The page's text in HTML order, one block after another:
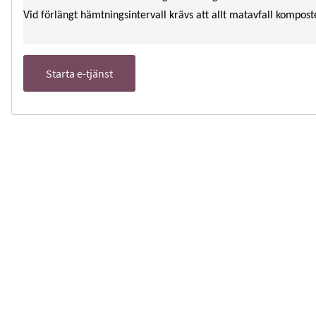
Vid förlängt hämtningsintervall krävs att allt matavfall
Starta e-tjänst